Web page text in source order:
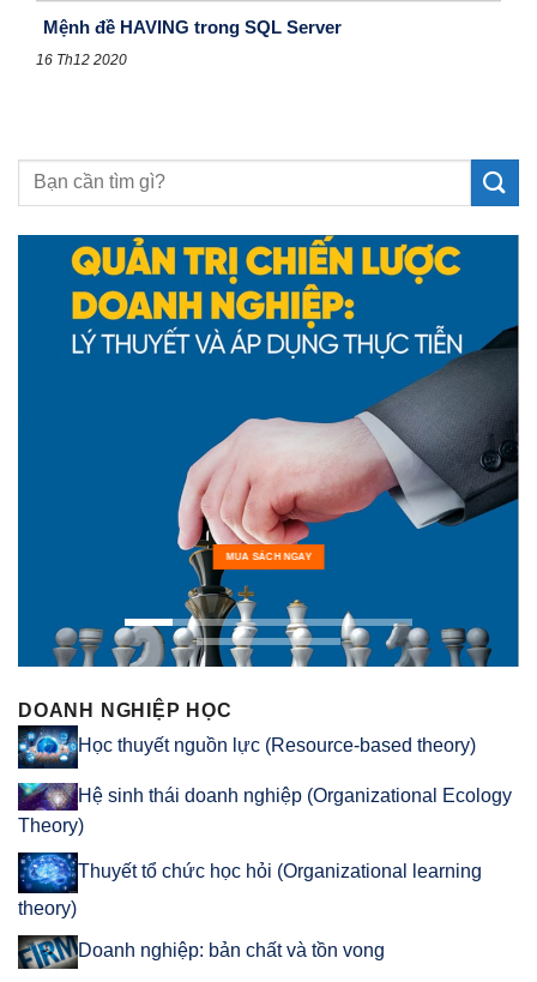
Mệnh đề HAVING trong SQL Server
16 Th12 2020
MUA SÁCH NGAY
DOANH NGHIỆP HỌC
Học thuyết nguồn lực (Resource-based theory)
Hệ sinh thái doanh nghiệp (Organizational Ecology
Theory)
Thuyết tổ chức học hỏi (Organizational learning
theory)
Doanh nghiệp: bản chất và tồn vong